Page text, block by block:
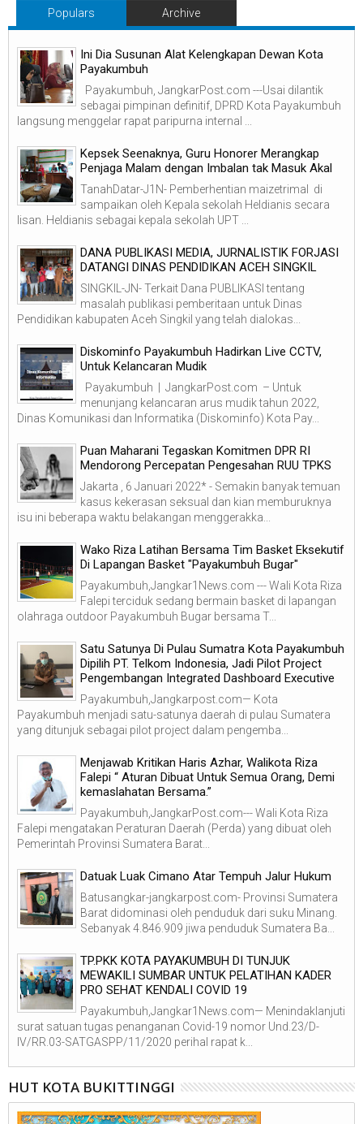
Populars Archive
Ini Dia Susunan Alat Kelengkapan Dewan Kota
Payakumbuh
Payakumbuh, JangkarPost.com ---Usai dilantik
sebagai pimpinan definitif, DPRD Kota Payakumbuh
langsung menggelar rapat paripurna internal ...
Kepsek Seenaknya, Guru Honorer Merangkap
Penjaga Malam dengan Imbalan tak Masuk Akal
TanahDatar-J1N- Pemberhentian maizetrimal di
sampaikan oleh Kepala sekolah Heldianis secara
lisan. Heldianis sebagai kepala sekolah UPT ...
DANA PUBLIKASI MEDIA, JURNALISTIK FORJASI
DATANGI DINAS PENDIDIKAN ACEH SINGKIL
SINGKIL-JN- Terkait Dana PUBLIKASI tentang
masalah publikasi pemberitaan untuk Dinas
Pendidikan kabupaten Aceh Singkil yang telah dialokas...
Diskominfo Payakumbuh Hadirkan Live CCTV,
Untuk Kelancaran Mudik
Payakumbuh | JangkarPost.com – Untuk
menunjang kelancaran arus mudik tahun 2022,
Dinas Komunikasi dan Informatika (Diskominfo) Kota Pay...
Puan Maharani Tegaskan Komitmen DPR RI
Mendorong Percepatan Pengesahan RUU TPKS
Jakarta , 6 Januari 2022* - Semakin banyak temuan
kasus kekerasan seksual dan kian memburuknya
isu ini beberapa waktu belakangan menggerakka...
Wako Riza Latihan Bersama Tim Basket Eksekutif
Di Lapangan Basket "Payakumbuh Bugar"
Payakumbuh,Jangkar1News.com --- Wali Kota Riza
Falepi terciduk sedang bermain basket di lapangan
olahraga outdoor Payakumbuh Bugar bersama T...
Satu Satunya Di Pulau Sumatra Kota Payakumbuh
Dipilih PT. Telkom Indonesia, Jadi Pilot Project
Pengembangan Integrated Dashboard Executive
Payakumbuh,Jangkarpost.com— Kota
Payakumbuh menjadi satu-satunya daerah di pulau Sumatera
yang ditunjuk sebagai pilot project dalam pengemba...
Menjawab Kritikan Haris Azhar, Walikota Riza
Falepi “ Aturan Dibuat Untuk Semua Orang, Demi
kemaslahatan Bersama.”
Payakumbuh,JangkarPost.com--- Wali Kota Riza
Falepi mengatakan Peraturan Daerah (Perda) yang dibuat oleh
Pemerintah Provinsi Sumatera Barat...
Datuak Luak Cimano Atar Tempuh Jalur Hukum
Batusangkar-jangkarpost.com- Provinsi Sumatera
Barat didominasi oleh penduduk dari suku Minang.
Sebanyak 4.846.909 jiwa penduduk Sumatera Ba...
TP.PKK KOTA PAYAKUMBUH DI TUNJUK
MEWAKILI SUMBAR UNTUK PELATIHAN KADER
PRO SEHAT KENDALI COVID 19
Payakumbuh,Jangkar1News.com— Menindaklanjuti
surat satuan tugas penanganan Covid-19 nomor Und.23/D-
IV/RR.03-SATGASPP/11/2020 perihal rapat k...
HUT KOTA BUKITTINGGI